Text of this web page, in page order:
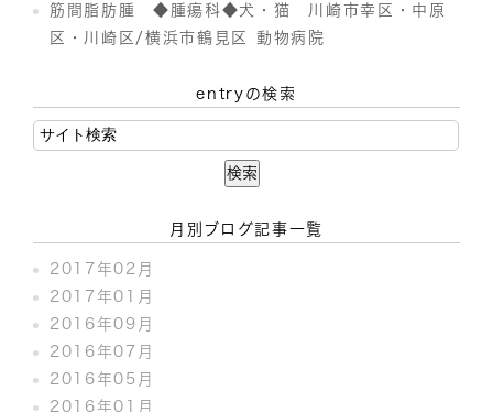
筋間脂肪腫 ◆腫瘍科◆犬・猫 川崎市幸区・中原
区・川崎区/横浜市鶴見区 動物病院
entryの検索
月別ブログ記事一覧
2017年02月
2017年01月
2016年09月
2016年07月
2016年05月
2016年01月